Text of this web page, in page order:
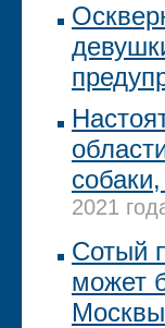
2021
Сотый
может
Москвы